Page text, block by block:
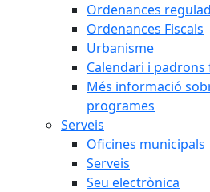
Ordenances
Ordenances Fiscals
Urbanisme
Calendari i padrons
Més informació
programes
Serveis
Oficines municipals
Serveis
Seu electrònica